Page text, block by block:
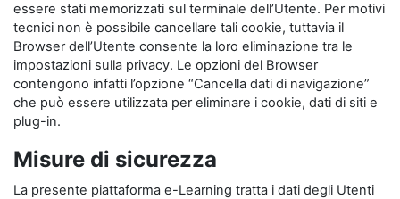
essere stati memorizzati sul terminale dell’Utente. Per motivi
tecnici non è possibile cancellare tali cookie, tuttavia il
Browser dell’Utente consente la loro eliminazione tra le
impostazioni sulla privacy. Le opzioni del Browser
contengono infatti l’opzione “Cancella dati di navigazione”
che può essere utilizzata per eliminare i cookie, dati di siti e
plug-in.
Misure di sicurezza
La presente piattaforma e-Learning tratta i dati degli Utenti